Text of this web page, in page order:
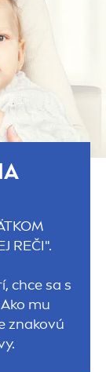
REČI".
chce sa s
mu
znakovú